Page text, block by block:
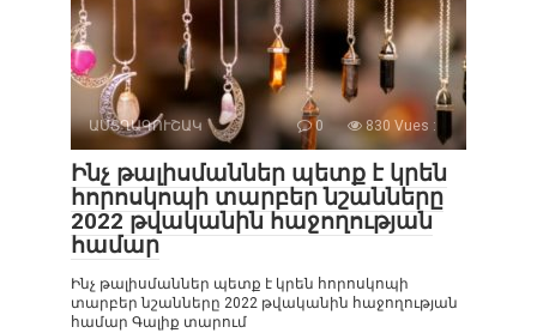
ԱՍՏՂԱԳՈՒՇԱԿ 0 830 Vues :
Ինչ թալիսմաններ պետք է կրեն
հորոսկոպի տարբեր նշանները
2022 թվականին հաջողության
համար
Ինչ թալիսմաններ պետք է կրեն հորոսկոպի
տարբեր նշանները 2022 թվականին հաջողության
համար Գալիք տարում